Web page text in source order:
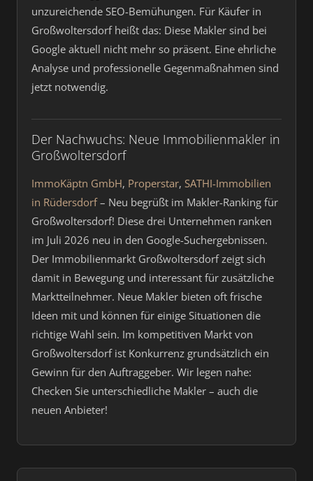
unzureichende SEO-Bemühungen. Für Käufer in
Großwoltersdorf heißt das: Diese Makler sind bei
Google aktuell nicht mehr so präsent. Eine ehrliche
Analyse und professionelle Gegenmaßnahmen sind
jetzt notwendig.
Der Nachwuchs: Neue Immobilienmakler in
Großwoltersdorf
ImmoKäptn GmbH, Properstar, SATHI-Immobilien
in Rüdersdorf– Neu begrüßt im Makler-Ranking für
Großwoltersdorf! Diese drei Unternehmen ranken
im Juli 2026 neu in den Google-Suchergebnissen.
Der Immobilienmarkt Großwoltersdorf zeigt sich
damit in Bewegung und interessant für zusätzliche
Marktteilnehmer. Neue Makler bieten oft frische
Ideen mit und können für einige Situationen die
richtige Wahl sein. Im kompetitiven Markt von
Großwoltersdorf ist Konkurrenz grundsätzlich ein
Gewinn für den Auftraggeber. Wir legen nahe:
Checken Sie unterschiedliche Makler – auch die
neuen Anbieter!